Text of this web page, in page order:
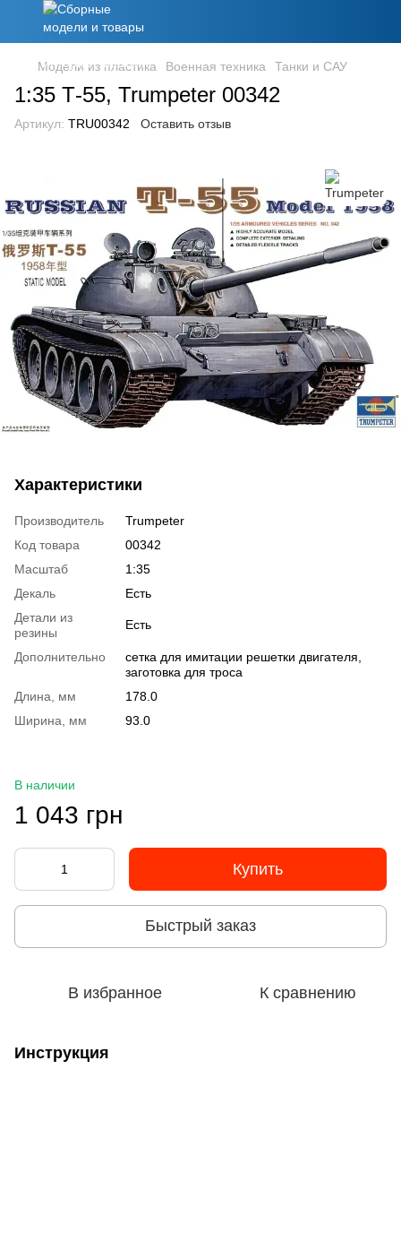
Модели из пластика Военная техника Танки и САУ
1:35 Т-55, Trumpeter 00342
Артикул: TRU00342 Оставить отзыв
Характеристики
Производитель
Trumpeter
Код товара
00342
Масштаб
1:35
Декаль
Есть
Детали из
резины
Есть
Дополнительно
сетка для имитации решетки двигателя,
заготовка для троса
Длина, мм
178.0
Ширина, мм
93.0
В наличии
1 043 грн
Купить
Быстрый заказ
В избранное К сравнению
Инструкция